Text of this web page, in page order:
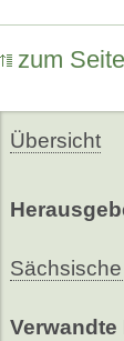
zum
Übersicht
Verwandte